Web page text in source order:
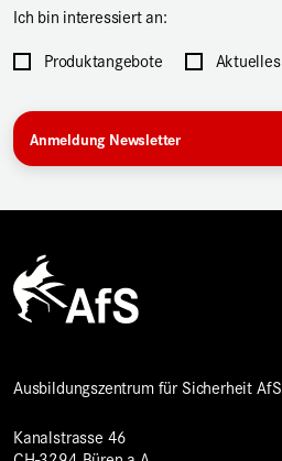
Ich bin interessiert an:
Produktangebote
Aktuelles
Ausbildungszentrum für Sicherheit AfS
Kanalstrasse 46